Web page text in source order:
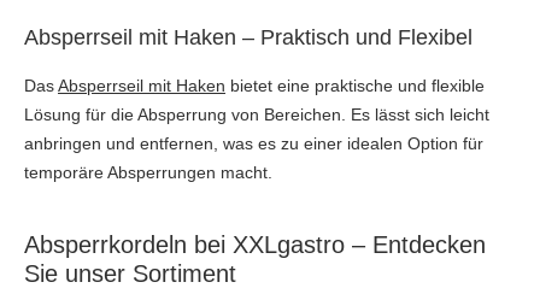
Absperrseil mit Haken – Praktisch und Flexibel
DasAbsperrseil mit Haken bietet eine praktische und flexible
Lösung für die Absperrung von Bereichen. Es lässt sich leicht
anbringen und entfernen, was es zu einer idealen Option für
temporäre Absperrungen macht.
Absperrkordeln bei XXLgastro – Entdecken
Sie unser Sortiment